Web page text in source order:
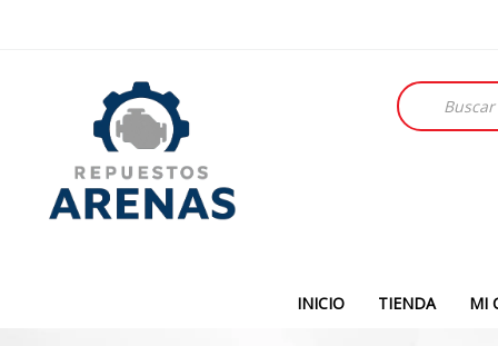
Búsqueda
de
productos
INICIO TIENDA MI